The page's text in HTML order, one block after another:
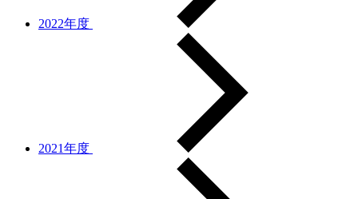
2022年度
2021年度